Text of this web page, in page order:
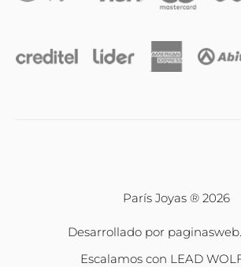
Relojes
París Joyas ® 2026
Desarrollado por
Escalamos con LEAD